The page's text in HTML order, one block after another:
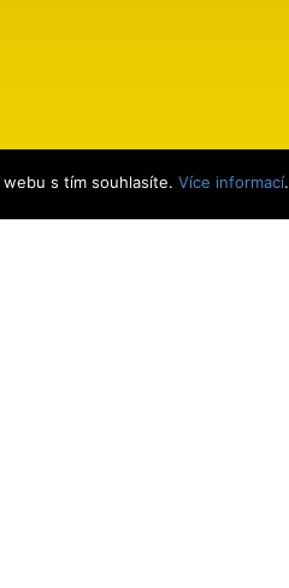
s tím souhlasíte. Více informací.